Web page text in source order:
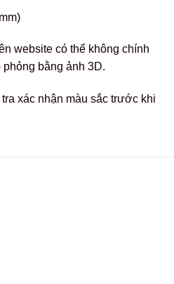
website có thể không chính
bằng ảnh 3D.
xác nhận màu sắc trước khi